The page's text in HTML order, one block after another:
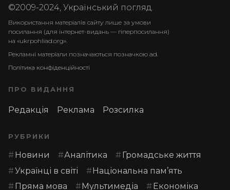
©2009-2024, Український погляд.
Використання матеріалів сайту лише за умови
посилання (для інтернет-видань — гіперпосилання)
на «ukrpohliad.org».
Рекламні матеріали позначаються позначкою ad.
Політика конфіденційності
ПРО ВИДАННЯ
Редакція Реклама Розсилка
РУБРИКИ
Новини Аналітика
Громадське життя
Українці в світі
Національна пам’ять
Пряма мова
Мультимедіа Економіка